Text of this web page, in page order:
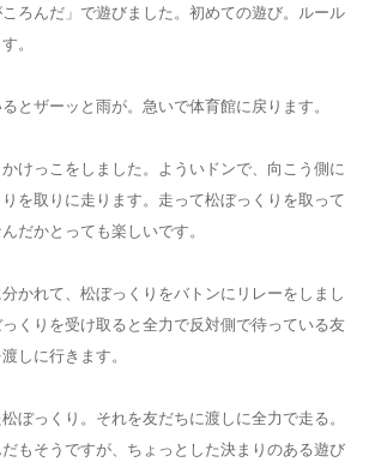
ろんだ」で遊びました。初めての遊び。ルール
。
とザーッと雨が。急いで体育館に戻ります。
けっこをしました。よういドンで、向こう側に
を取りに走ります。走って松ぼっくりを取って
だかとっても楽しいです。
かれて、松ぼっくりをバトンにリレーをしまし
くりを受け取ると全力で反対側で待っている友
しに行きます。
ぼっくり。それを友だちに渡しに全力で走る。
もそうですが、ちょっとした決まりのある遊び